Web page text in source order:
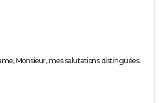
Monsieur, mes salutations distinguées.